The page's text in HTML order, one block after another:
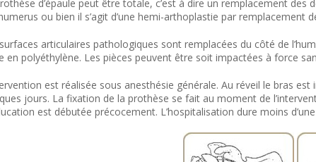
d’épaule peut être totale, c’est à dire un remplacement des
ou bien il s’agit d’une hemi-arthoplastie par
articulaires pathologiques sont remplacées du côté de
en polyéthylène. Les pièces peuvent être soit impactées à force
est réalisée sous anesthésie générale. Au réveil le bras
jours. La fixation de la prothèse se fait au moment de
est débutée précocement. L’hospitalisation dure moins